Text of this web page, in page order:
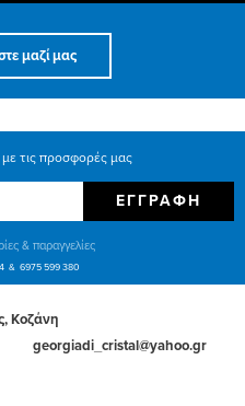
μαζί μας
με τις προσφορές μας
ΕΓΓΡΑΦΉ
& παραγγελίες
6975 599 380
Κοζάνη
georgiadi_cristal@yahoo.gr